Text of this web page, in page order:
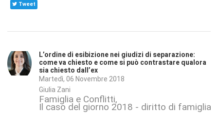
Tweet
L’ordine di esibizione nei giudizi di separazione:
come va chiesto e come si può contrastare qualora
sia chiesto dall’ex
Martedì, 06 Novembre 2018
Giulia Zani
Famiglia e Conflitti
Il caso del giorno 2018 - diritto di famiglia